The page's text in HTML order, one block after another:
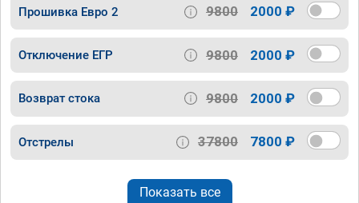
Прошивка Евро 2 9800 2000 ₽
Отключение ЕГР 9800 2000 ₽
Возврат стока 9800 2000 ₽
Отстрелы 37800 7800 ₽
Показать все